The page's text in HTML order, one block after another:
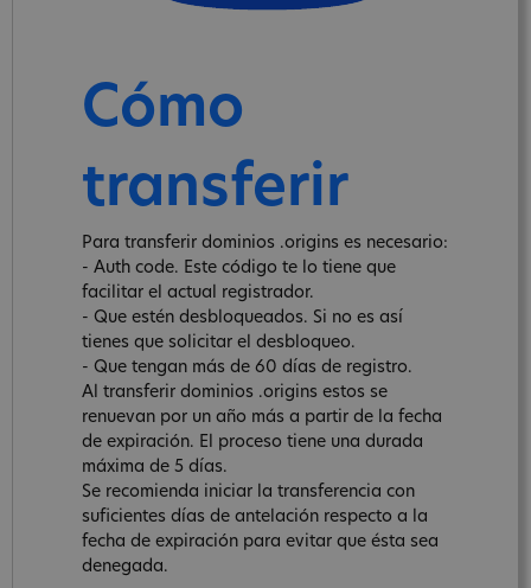
Cómo
transferir
Para transferir dominios .origins es necesario:
- Auth code. Este código te lo tiene que
facilitar el actual registrador.
- Que estén desbloqueados. Si no es así
tienes que solicitar el desbloqueo.
- Que tengan más de 60 días de registro.
Al transferir dominios .origins estos se
renuevan por un año más a partir de la fecha
de expiración. El proceso tiene una durada
máxima de 5 días.
Se recomienda iniciar la transferencia con
suficientes días de antelación respecto a la
fecha de expiración para evitar que ésta sea
denegada.